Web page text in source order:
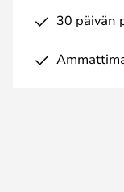
30 päivän